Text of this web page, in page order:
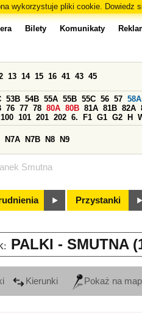
wykorzystuje pliki cookie. Dowiedz
Smutna
Bilety Komunikaty
13 14 15 16 41 43 45
53B 54B 55A 55B 55C 56 57 58A
76 77 78 80A 80B 81A 81B 82A
100 101 201 202 6. F1 G1 G2 H
N7A N7B N8 N9
Przystanki
PALKI - SMUTNA
Kierunki Pokaż na